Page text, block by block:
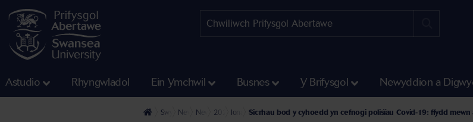
Astudio Rhyngwladol Ein Ymchwil Busnes Y Brifysgol Newyddion a
Swyddfa'r Wasg
Newyddion a Digwyddiadau
Newyddion
2022IonawrSicrhau bod y cyhoedd yn cefnogi polisïau Covid-19: ffydd